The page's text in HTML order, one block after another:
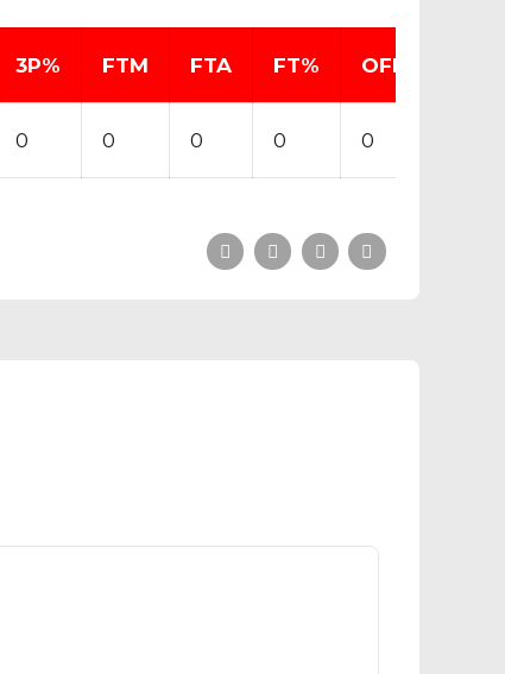
3P% FTM FTA FT% OFF
0 0 0 0 0